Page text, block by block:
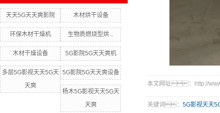
天天5G天天爽影院 木材烘干设备
环保木材干燥机 生物质燃烧型烘...
木材干燥设备 5G影院5G天天爽机
多层5G影视天天5G天
天爽
5G影院5G天天爽设备
杨木5G影视天天5G天
天爽
本文网址：http://
关键词： 5G影视天天